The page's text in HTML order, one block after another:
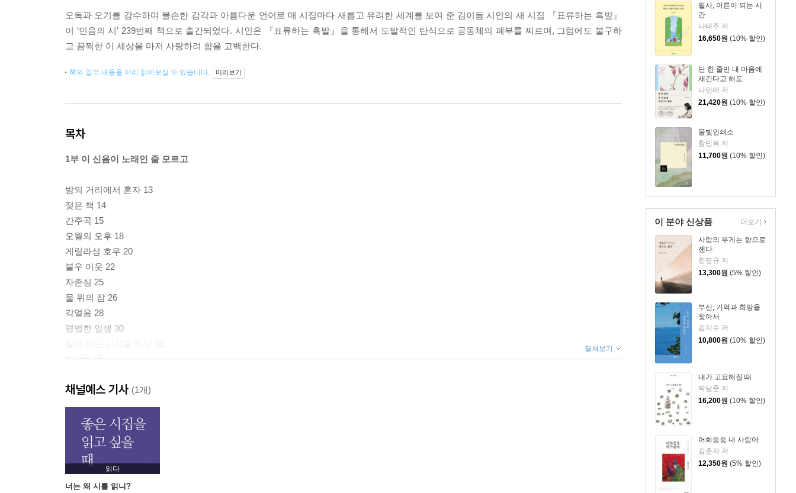
필사, 어른이 되는 시
간
나태주 저
16,650원 (10% 할인)
단 한 줄만 내 마음에
새긴다고 해도
나민애 저
21,420원 (10% 할인)
물빛인쇄소
함민복 저
11,700원 (10% 할인)
이 분야 신상품
사람의 무게는 향으로
잰다
한명규 저
13,300원 (5% 할인)
부산, 기억과 희망을
찾아서
김지수 저
10,800원 (10% 할인)
내가 고요해질 때
박남준 저
16,200원 (10% 할인)
어화둥둥 내 사랑아
김춘자 저
12,350원 (5% 할인)
더보기
오독과 오기를 감수하며 불손한 감각과 아름다운 언어로 매 시집마다 새롭고 유려한 세계를 보여 준 김이듬 시인의 새 시집 『표류하는 흑발』
이 ‘민음의 시’ 239번째 책으로 출간되었다. 시인은 『표류하는 흑발』을 통해서 도발적인 탄식으로 공동체의 폐부를 찌르며, 그럼에도 불구하
고 끔찍한 이 세상을 마저 사랑하려 함을 고백한다.
책의 일부 내용을 미리 읽어보실 수 있습니다. 미리보기
목차
1부 이 신음이 노래인 줄 모르고
밤의 거리에서 혼자 13
젖은 책 14
간주곡 15
오월의 오후 18
게릴라성 호우 20
불우 이웃 22
자존심 25
물 위의 잠 26
각얼음 28
평범한 일생 30
마카롱 35
2부 우리들을 사랑으로부터 구하소서
마지막 미래 43
표류하는 흑발 46
너의 스파이 48
행복한 음악 50
펼쳐보기
채널예스 기사 (1개)
읽다
너는 왜 시를 읽니?